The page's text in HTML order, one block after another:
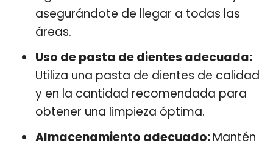
asegurándote de llegar a todas las
áreas.
Uso de pasta de dientes adecuada:
Utiliza una pasta de dientes de calidad
y en la cantidad recomendada para
obtener una limpieza óptima.
Almacenamiento adecuado:Mantén